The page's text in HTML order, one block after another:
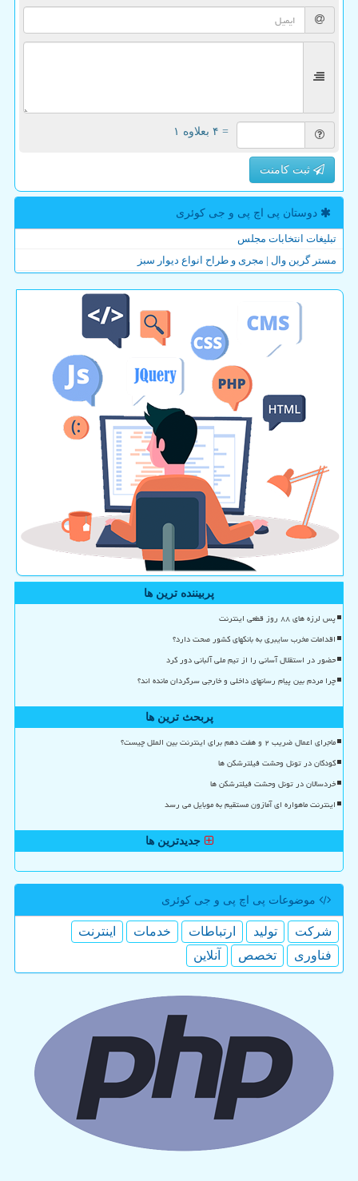
= ۴ بعلاوه ۱
ثبت کامنت
دوستان پی اچ پی و جی كوئری
تبلیغات انتخابات مجلس
مستر گرین وال | مجری و طراح انواع دیوار سبز
پربیننده ترین ها
پس لرزه های ۸۸ روز قطعی اینترنت
اقدامات مخرب سایبری به بانکهای کشور صحت دارد؟
حضور در استقلال آسانی را از تیم ملی آلبانی دور کرد
چرا مردم بین پیام رسانهای داخلی و خارجی سرگردان مانده اند؟
پربحث ترین ها
ماجرای اعمال ضریب ۲ و هفت دهم برای اینترنت بین الملل چیست؟
کودکان در تونل وحشت فیلترشکن ها
خردسالان در تونل وحشت فیلترشکن ها
اینترنت ماهواره ای آمازون مستقیم به موبایل می رسد
جدیدترین ها
موضوعات پی اچ پی و جی كوئری
شركت تولید ارتباطات خدمات
اینترنت
فناوری
تخصص آنلاین